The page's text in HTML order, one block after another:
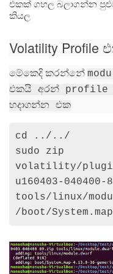
එකක් ගහල බලාගන්න
කියල
Volatility Profile
මේකෙදි කරන්නේ
එකයි අරන්
හදාගන්න එක
cd ../../
sudo zip
volatility/
u160403-
tools/linux/
/boot/